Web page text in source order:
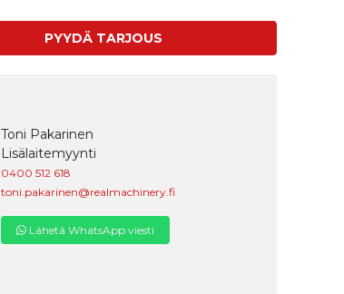
PYYDÄ TARJOUS
Toni Pakarinen
Lisälaitemyynti
0400 512 618
toni.pakarinen@realmachinery.fi
Lähetä WhatsApp viesti